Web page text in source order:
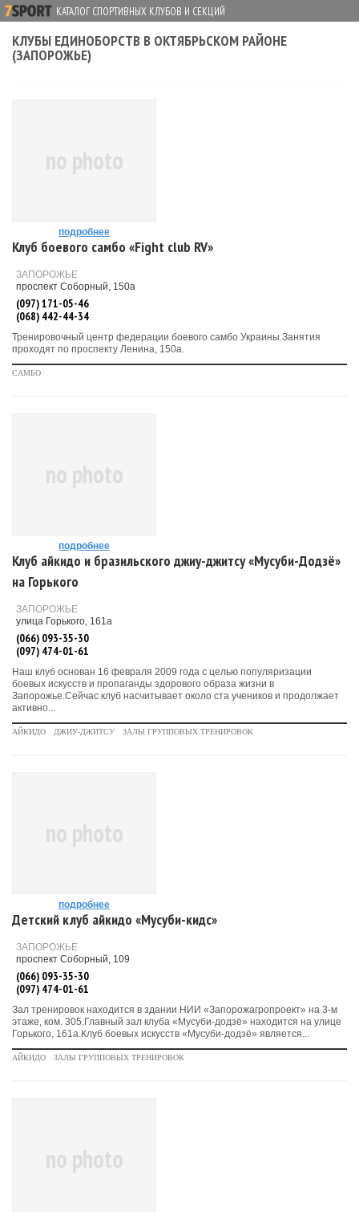
КАТАЛОГ СПОРТИВНЫХ КЛУБОВ И СЕКЦИЙ
КЛУБЫ ЕДИНОБОРСТВ В ОКТЯБРЬСКОМ РАЙОНЕ
(ЗАПОРОЖЬЕ)
no photo
подробнее
Клуб боевого самбо «Fight club RV»
ЗАПОРОЖЬЕ
проспект Соборный, 150а
(097) 171-05-46
(068) 442-44-34
Тренировочный центр федерации боевого самбо Украины.Занятия
проходят по проспекту Ленина, 150а.
САМБО
no photo
подробнее
Клуб айкидо и бразильского джиу-джитсу «Мусуби-Додзё»
на Горького
ЗАПОРОЖЬЕ
улица Горького, 161а
(066) 093-35-30
(097) 474-01-61
Наш клуб основан 16 февраля 2009 года с целью популяризации
боевых искусств и пропаганды здорового образа жизни в
Запорожье.Сейчас клуб насчитывает около ста учеников и продолжает
активно...
АЙКИДО ДЖИУ-ДЖИТСУ ЗАЛЫ ГРУППОВЫХ ТРЕНИРОВОК
no photo
подробнее
Детский клуб айкидо «Мусуби-кидс»
ЗАПОРОЖЬЕ
проспект Соборный, 109
(066) 093-35-30
(097) 474-01-61
Зал тренировок находится в здании НИИ «Запорожагропроект» на 3-м
этаже, ком. 305.Главный зал клуба «Мусуби-додзё» находится на улице
Горького, 161а.Клуб боевых искусств «Мусуби-додзё» является...
АЙКИДО ЗАЛЫ ГРУППОВЫХ ТРЕНИРОВОК
no photo